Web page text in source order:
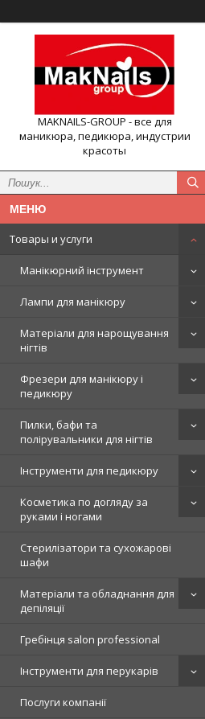
MAKNAILS-GROUP - все для
маникюра, педикюра, индустрии
красоты
Товары и услуги
Манікюрний інструмент
Лампи для манікюру
Матеріали для нарощування
нігтів
Фрезери для манікюру і
педикюру
Пилки, бафи та
полірувальники для нігтів
Інструменти для педикюру
Косметика по догляду за
руками і ногами
Стерилізатори та сухожарові
шафи
Матеріали та обладнання для
депіляції
Гребінця salon professional
Інструменти для перукарів
Послуги компанії